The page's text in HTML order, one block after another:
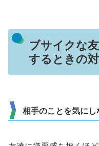
ブサイクな
するときの
相手のことを気にし